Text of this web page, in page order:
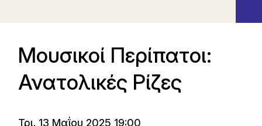
Μουσικοί Περίπατοι:
Ανατολικές Ρίζες
Τρι. 13 Μαΐου 2025 19:00